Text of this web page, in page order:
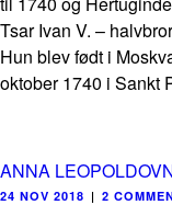
Tsar Ivan V. –
Hun blev født i
oktober 1740 i Sankt
ANNA
24 NOV 2018 | 2